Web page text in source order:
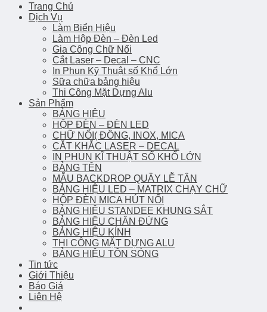
Trang Chủ
Dịch Vụ
Làm Biển Hiệu
Làm Hộp Đèn – Đèn Led
Gia Công Chữ Nổi
Cắt Laser – Decal – CNC
In Phun Kỹ Thuật số Khổ Lớn
Sữa chữa bảng hiệu
Thi Công Mặt Dựng Alu
Sản Phẩm
BẢNG HIỆU
HỘP ĐÈN – ĐÈN LED
CHỮ NỔI( ĐỒNG, INOX, MICA
CẮT KHẮC LASER – DECAL
IN PHUN KĨ THUẬT SỐ KHỔ LỚN
BẢNG TÊN
MẪU BACKDROP QUẦY LỄ TÂN
BẢNG HIỆU LED – MATRIX CHẠY CHỮ
HỘP ĐÈN MICA HÚT NỔI
BẢNG HIỆU STANDEE KHUNG SẮT
BẢNG HIỆU CHÂN ĐỨNG
BẢNG HIỆU KÍNH
THI CÔNG MẶT DỰNG ALU
BẢNG HIỆU TÔN SÓNG
Tin tức
Giới Thiệu
Báo Giá
Liên Hệ